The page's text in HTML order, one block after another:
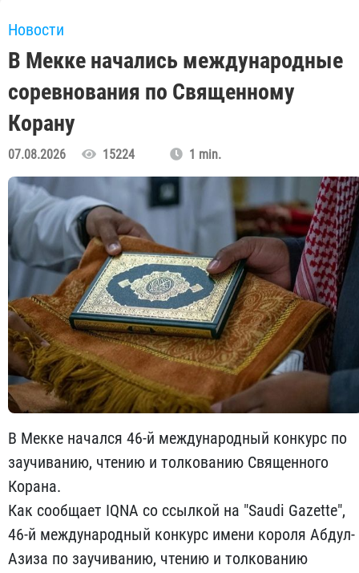
Новости
В Мекке начались международные
соревнования по Священному
Корану
07.08.2026 15224 1 min.
В Мекке начался 46-й международный конкурс по
заучиванию, чтению и толкованию Священного
Корана.
Как сообщает IQNA со ссылкой на "Saudi Gazette",
46-й международный конкурс имени короля Абдул-
Азиза по заучиванию, чтению и толкованию